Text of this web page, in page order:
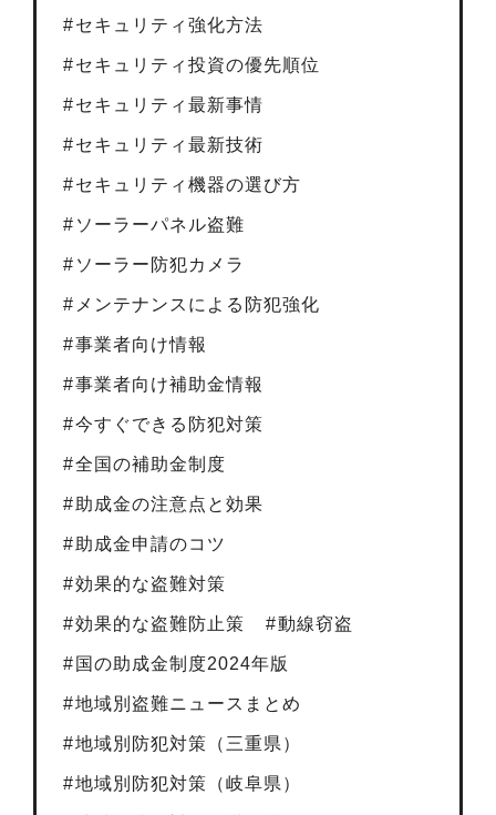
セキュリティ強化方法
セキュリティ投資の優先順位
セキュリティ最新事情
セキュリティ最新技術
セキュリティ機器の選び方
ソーラーパネル盗難
ソーラー防犯カメラ
メンテナンスによる防犯強化
事業者向け情報
事業者向け補助金情報
今すぐできる防犯対策
全国の補助金制度
助成金の注意点と効果
助成金申請のコツ
効果的な盗難対策
効果的な盗難防止策 動線窃盗
国の助成金制度2024年版
地域別盗難ニュースまとめ
地域別防犯対策（三重県）
地域別防犯対策（岐阜県）